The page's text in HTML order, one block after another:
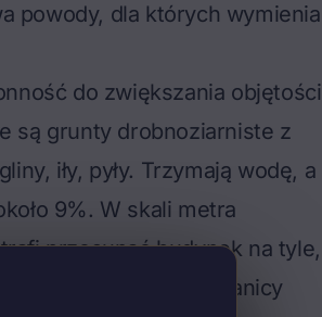
powody, dla których wymienia
do zwiększania objętości
są grunty drobnoziarniste z
iły, pyły. Trzymają wodę, a
9%. W skali metra
przesunąć budynek na tyle,
wymienia się aż do granicy